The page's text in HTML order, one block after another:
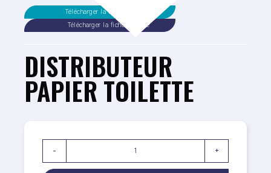
Télécharger la fiche technique
Télécharger la fiche sécurité
DISTRIBUTEUR
PAPIER TOILETTE
- +